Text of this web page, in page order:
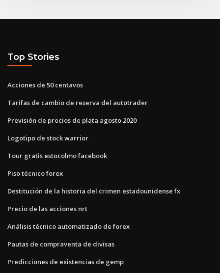
Top Stories
Acciones de 50 centavos
Tarifas de cambio de reserva del autotrader
Previsión de precios de plata agosto 2020
Logotipo de stock warrior
Tour gratis estocolmo facebook
Piso técnico forex
Destitución de la historia del crimen estadounidense fx
Precio de las acciones nrt
Análisis técnico automatizado de forex
Pautas de compraventa de divisas
Predicciones de existencias de gemp